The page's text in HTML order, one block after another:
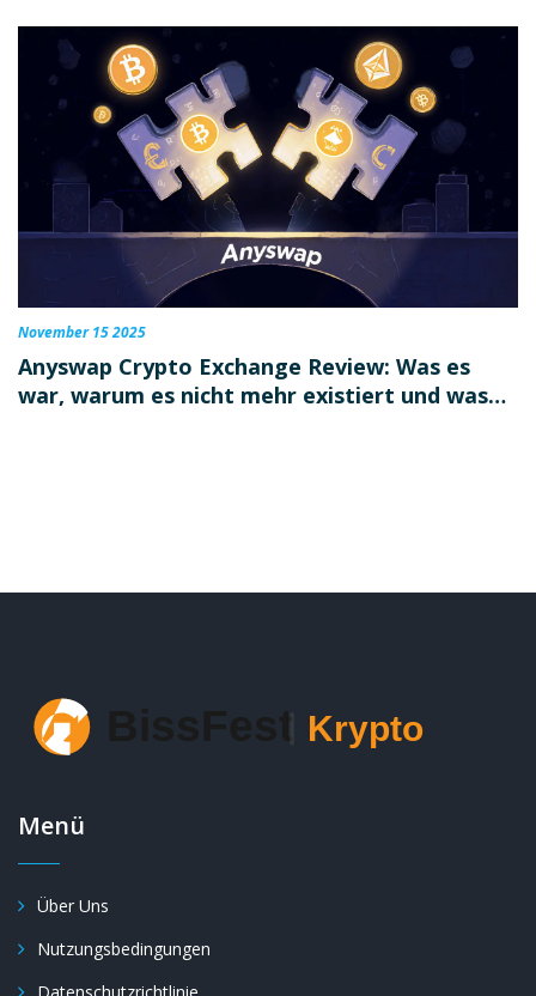
November 15 2025
Anyswap Crypto Exchange Review: Was es
war, warum es nicht mehr existiert und was
Menü
Über Uns
Nutzungsbedingungen